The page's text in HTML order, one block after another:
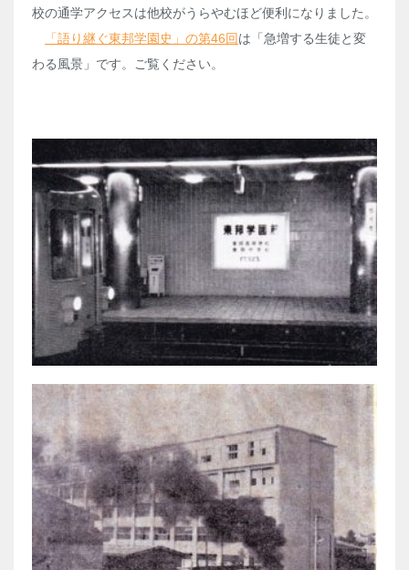
校の通学アクセスは他校がうらやむほど便利になりました。
「語り継ぐ東邦学園史」の第46回は「急増する生徒と変
わる風景」です。ご覧ください。